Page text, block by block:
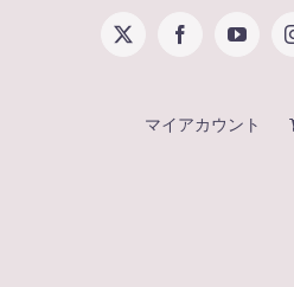
X Facebook
マイアカウント